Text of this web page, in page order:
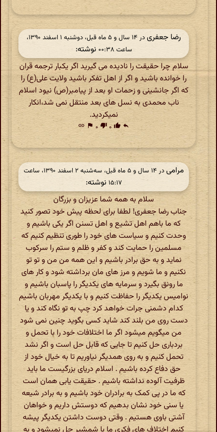
رضا جعفری
در ‫۱۴ سال و ۵ ماه قبل، دوشنبه ۱ اسفند ۱۳۹۰،
ساعت ۰۰:۳۸
نوشته:
سلام چرا حقیقت را نادیده می گیرید اگر یکبار ترجمه قران
را خوانده باشید و اگر از اهل تفکر باشید ولایت علی(ع) را
که اگر جانشینی و زحمات او بعد از پیامبر(ص) نیود اسلام
ناب محمدی به نسل های بعد منتقل نمی شد،انکار
نمیکردید.
reply
thumb_up ۰ thumb_down ۰ flag
link
مرامی
در ‫۱۴ سال و ۵ ماه قبل، سه‌شنبه ۲ اسفند ۱۳۹۰، ساعت
۱۵:۱۷ نوشته:
سلام به همه شما عزیزان و بزرگان
جناب رضا جعفری! لطفا برای لحظه پیش خود تصور کنید
که ما باهم اهل تشیع و اهل تسنن اگر یکی باشیم و
وحدت کنیم و سیاست های خود را طوری تنظیم کنیم که
مسلمین را حمایت کند و کفر و ظلم و ستم را سرکوب
نماید و به حق برادر باشیم و این همه من من و تو تو
نکنیم و ما شویم و مرز های مان برداشته شود و کار های
ما رونق بگیرد و سرمایه های یکدیگر را پاسبان باشیم و
نوامیس یکدیگر را حفاظت کنیم و با یکدیگر مهربان باشیم
کدام دشمنی جرات خواهد کرد چپ به تو نگاه کند و یا
دست روی من بلند کند شاید کسی بگوید چنین نمی شود
من میگویم میشود اگر ما اختلافات خود را با تحمل و
بردباری حل کنیم تا جایی که قابل حل است و اگر نشد
تحمل کنیم و به روی همدیگر نیاوریم تا به خیال خود از
حق دفاع کرده باشیم . اسلام دریای بزرگیست ما باید
ظرفیت آلوده نداشته باشیم . حقیقت یابی همان است
که ما در پی کمک به برادران خود باشیم و به برادر شیعه
یا سنی خود نشان بدهیم که دوستش داریم و خواهان
آشتی باوی هستیم . وقتی دوست داشتن یکدیگر پیشه